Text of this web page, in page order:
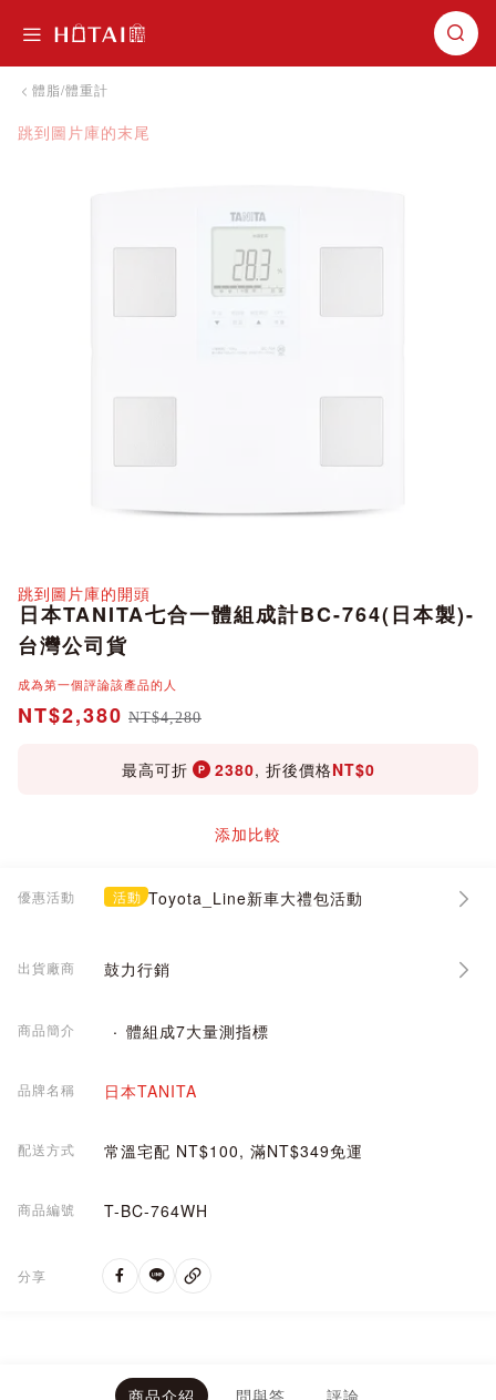
體脂/體重計
跳到圖片庫的末尾
跳到圖片庫的開頭
日本TANITA七合一體組成計BC-764(日本製)-
台灣公司貨
成為第一個評論該產品的人
NT$2,380 NT$4,280
最高可折 2380, 折後價格NT$0
添加比較
優惠活動 活動 Toyota_Line新車大禮包活動
出貨廠商 鼓力行銷
商品簡介 體組成7大量測指標
品牌名稱 日本TANITA
配送方式 常溫宅配 NT$100, 滿NT$349免運
商品編號 T-BC-764WH
分享